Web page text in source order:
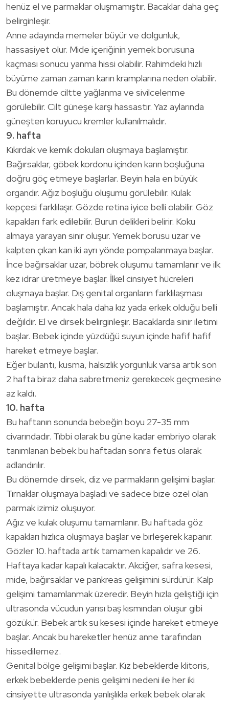
henüz el ve parmaklar oluşmamıştır. Bacaklar daha geç
belirginleşir.
Anne adayında memeler büyür ve dolgunluk,
hassasiyet olur. Mide içeriğinin yemek borusuna
kaçması sonucu yanma hissi olabilir. Rahimdeki hızlı
büyüme zaman zaman karın kramplarına neden olabilir.
Bu dönemde ciltte yağlanma ve sivilcelenme
görülebilir. Cilt güneşe karşı hassastır. Yaz aylarında
güneşten koruyucu kremler kullanılmalıdır.
9. hafta
Kıkırdak ve kemik dokuları oluşmaya başlamıştır.
Bağırsaklar, göbek kordonu içinden karın boşluğuna
doğru göç etmeye başlarlar. Beyin hala en büyük
organdır. Ağız boşluğu oluşumu görülebilir. Kulak
kepçesi farklılaşır. Gözde retina iyice belli olabilir. Göz
kapakları fark edilebilir. Burun delikleri belirir. Koku
almaya yarayan sinir oluşur. Yemek borusu uzar ve
kalpten çıkan kan iki ayrı yönde pompalanmaya başlar.
İnce bağırsaklar uzar, böbrek oluşumu tamamlanır ve ilk
kez idrar üretmeye başlar. İlkel cinsiyet hücreleri
oluşmaya başlar. Dış genital organların farklılaşması
başlamıştır. Ancak hala daha kız yada erkek olduğu belli
değildir. El ve dirsek belirginleşir. Bacaklarda sinir iletimi
başlar. Bebek içinde yüzdüğü suyun içinde hafif hafif
hareket etmeye başlar.
Eğer bulantı, kusma, halsizlik yorgunluk varsa artık son
2 hafta biraz daha sabretmeniz gerekecek geçmesine
az kaldı.
10. hafta
Bu haftanın sonunda bebeğin boyu 27-35 mm
civarındadır. Tıbbi olarak bu güne kadar embriyo olarak
tanımlanan bebek bu haftadan sonra fetüs olarak
adlandırılır.
Bu dönemde dirsek, diz ve parmakların gelişimi başlar.
Tırnaklar oluşmaya başladı ve sadece bize özel olan
parmak izimiz oluşuyor.
Ağız ve kulak oluşumu tamamlanır. Bu haftada göz
kapakları hızlıca oluşmaya başlar ve birleşerek kapanır.
Gözler 10. haftada artık tamamen kapalıdır ve 26.
Haftaya kadar kapalı kalacaktır. Akciğer, safra kesesi,
mide, bağırsaklar ve pankreas gelişimini sürdürür. Kalp
gelişimi tamamlanmak üzeredir. Beyin hızla geliştiği için
ultrasonda vücudun yarısı baş kısmından oluşur gibi
gözükür. Bebek artık su kesesi içinde hareket etmeye
başlar. Ancak bu hareketler henüz anne tarafından
hissedilemez.
Genital bölge gelişimi başlar. Kız bebeklerde klitoris,
erkek bebeklerde penis gelişimi nedeni ile her iki
cinsiyette ultrasonda yanlışlıkla erkek bebek olarak